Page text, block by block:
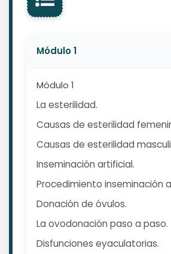
Módulo 1
Módulo 1
La esterilidad.
Causas de esterilidad
Causas de esterilidad
Inseminación artificial.
Procedimiento inseminación
Donación de óvulos.
La ovodonación paso a paso.
Disfunciones eyaculatorias.